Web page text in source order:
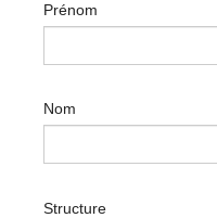
Prénom
Nom
Structure